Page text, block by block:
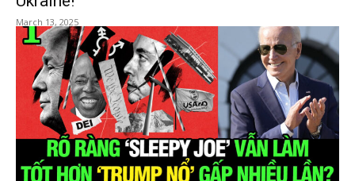
March 13, 2025